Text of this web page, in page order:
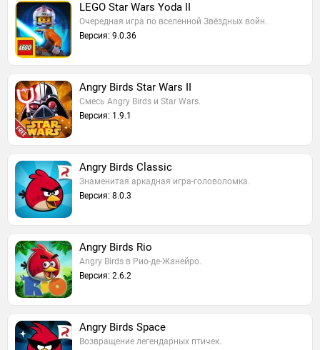
LEGO Star Wars Yoda II
Очередная игра по вселенной Звёздных войн.
Версия: 9.0.36
Angry Birds Star Wars II
Смесь Angry Birds и Star Wars.
Версия: 1.9.1
Angry Birds Classic
Знаменитая аркадная игра-головоломка.
Версия: 8.0.3
Angry Birds Rio
Angry Birds в Рио-де-Жанейро.
Версия: 2.6.2
Angry Birds Space
Возвращение легендарных птичек.